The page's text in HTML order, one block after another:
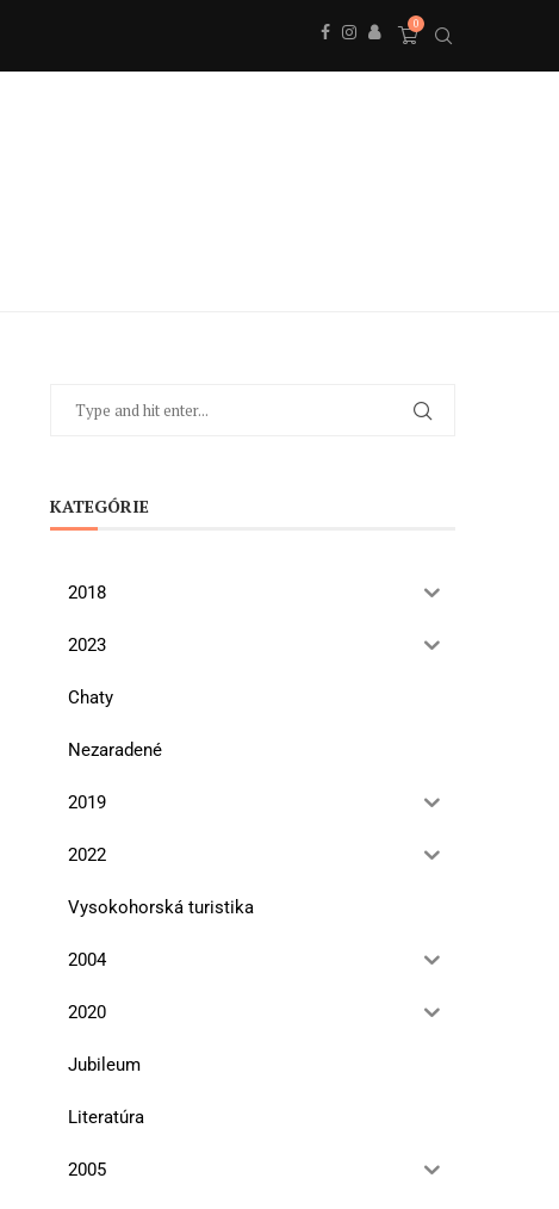
0
KATEGÓRIE
2018
2023
Chaty
Nezaradené
2019
2022
Vysokohorská turistika
2004
2020
Jubileum
Literatúra
2005